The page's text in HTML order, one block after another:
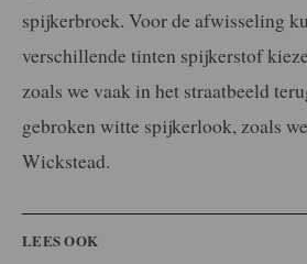
spijkerbroek. Voor de afwisseling
verschillende tinten spijkerstof
zoals we vaak in het straatbeeld
gebroken witte spijkerlook, zoals
Wickstead.
LEES OOK